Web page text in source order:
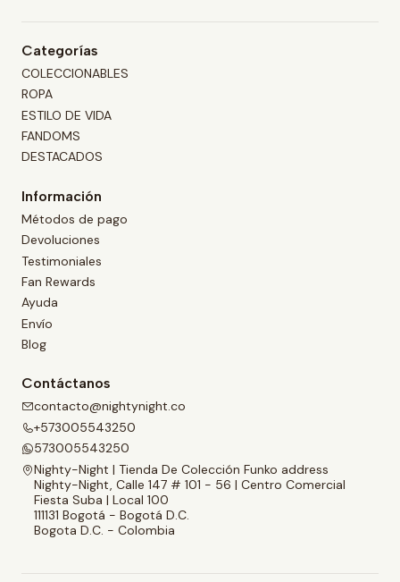
Categorías
COLECCIONABLES
ROPA
ESTILO DE VIDA
FANDOMS
DESTACADOS
Información
Métodos de pago
Devoluciones
Testimoniales
Fan Rewards
Ayuda
Envío
Blog
Contáctanos
contacto@nightynight.co
+573005543250
573005543250
Nighty-Night | Tienda De Colección Funko address
Nighty-Night, Calle 147 # 101 - 56 | Centro Comercial
Fiesta Suba | Local 100
111131 Bogotá - Bogotá D.C.
Bogota D.C. - Colombia